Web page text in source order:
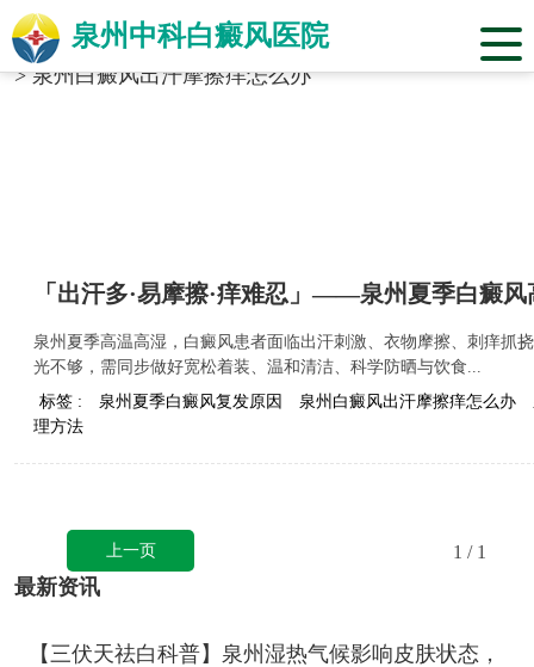
泉州中科白癜风医院
当前位置：福建省泉州市中科白癜风医院
标签合辑
>泉州白癜风出汗摩擦痒怎么办
「出汗多·易摩擦·痒难忍」——泉州夏季白癜
泉州夏季高温高湿，白癜风患者面临出汗刺激、衣物摩擦、刺痒抓
光不够，需同步做好宽松着装、温和清洁、科学防晒与饮食...
标签 :
泉州夏季白癜风复发原因 泉州白癜风出汗摩擦痒怎么办
理方法
上一页 1 / 1
最新资讯
【三伏天祛白科普】泉州湿热气候影响皮肤状态，